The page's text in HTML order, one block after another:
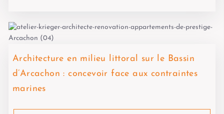
Architecture en milieu littoral sur le Bassin
d’Arcachon : concevoir face aux contraintes
marines